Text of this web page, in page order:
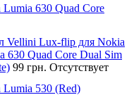
630 Quad Core
Vellini Lux-flip для Nokia
630 Quad Core Dual Sim
99 грн. Отсутствует
530 (Red)